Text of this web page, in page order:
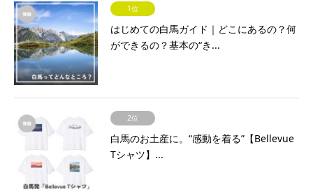
1位
はじめての白馬ガイド｜どこにあるの？何
ができるの？基本の“き...
2位
白馬のお土産に。“感動を着る”【Bellevue
Tシャツ】...